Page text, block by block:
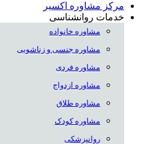
مرکز مشاوره اکسیر
خدمات روانشناسی
مشاوره خانواده
مشاوره جنسی و زناشویی
مشاوره فردی
مشاوره ازدواج
مشاوره طلاق
مشاوره کودک
روانپزشکی